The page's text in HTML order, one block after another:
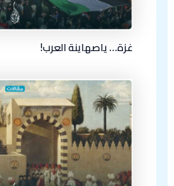
غزة… ياصهاينة العرب!